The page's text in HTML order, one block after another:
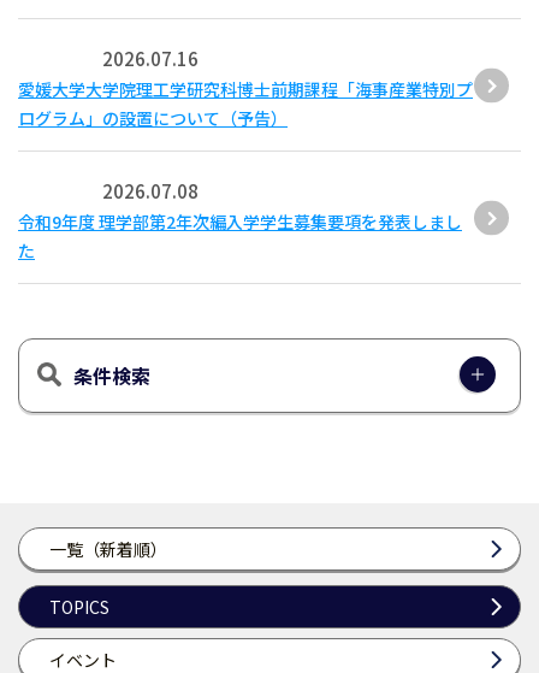
一覧（新着順）
TOPICS
イベント
2026.07.16
愛媛大学大学院理工学研究科博士前期課程「海事産業特別プ
ログラム」の設置について（予告）
2026.07.08
令和9年度 理学部第2年次編入学学生募集要項を発表しまし
た
条件検索